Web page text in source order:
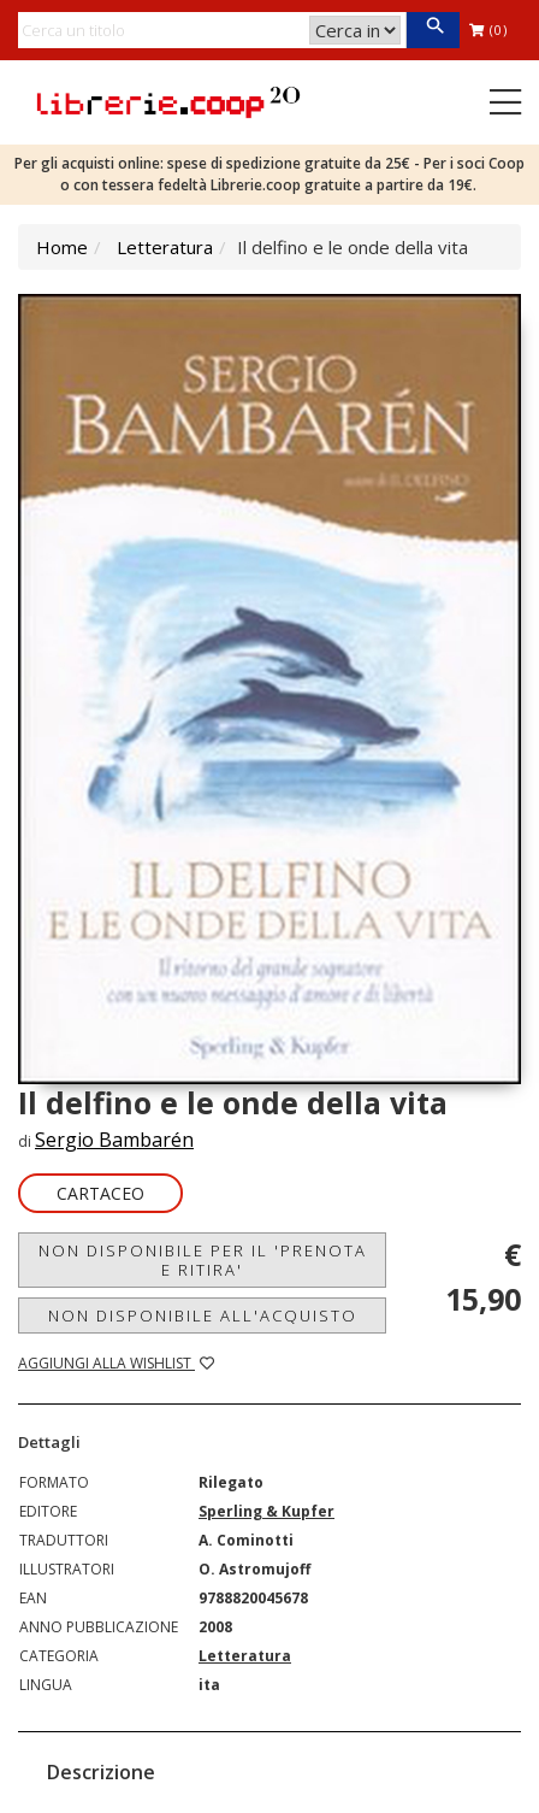
(0)
Per gli acquisti online: spese di spedizione gratuite da 25€ - Per i soci Coop
o con tessera fedeltà Librerie.coop gratuite a partire da 19€.
Home Letteratura Il delfino e le onde della vita
Il delfino e le onde della vita
di Sergio Bambarén
CARTACEO
NON DISPONIBILE PER IL 'PRENOTA
E RITIRA'
NON DISPONIBILE ALL'ACQUISTO
AGGIUNGI ALLA WISHLIST
€
15,90
Dettagli
FORMATO
Rilegato
EDITORE
Sperling & Kupfer
TRADUTTORI
A. Cominotti
ILLUSTRATORI
O. Astromujoff
EAN
9788820045678
ANNO PUBBLICAZIONE
2008
CATEGORIA
Letteratura
LINGUA
ita
Descrizione